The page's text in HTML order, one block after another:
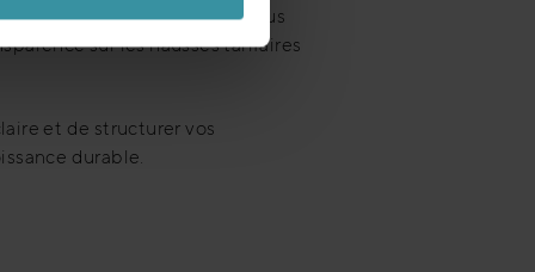
deviennent encore plus
sur les hausses tarifaires
et de structurer vos
durable.